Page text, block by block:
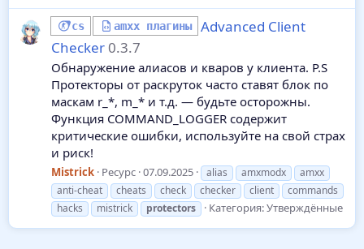
cs amxx плагины
Advanced Client
Checker 0.3.7
Обнаружение алиасов и кваров у клиента. P.S
Протекторы от раскруток часто ставят блок по
маскам r_*, m_* и т.д. — будьте осторожны.
Функция COMMAND_LOGGER содержит
критические ошибки, используйте на свой страх
и риск!
Mistrick Ресурс 07.09.2025 alias amxmodx
amxx
anti-cheat
cheats check checker client
commands
hacks
mistrick protectors Категория:Утверждённые